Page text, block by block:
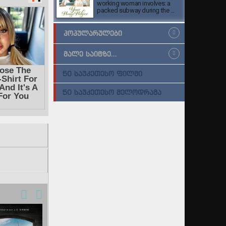
working woman involves: a
packed subway during the ...
ᲞᲝᲞᲣᲚᲐᲠᲣᲚᲔᲑᲘ
ᲛᲐᲚᲔ ᲡᲐᲘᲢᲖᲔ...
50 ᲡᲐᲣᲙᲔᲗᲔᲡᲝ ᲤᲘᲚᲛᲘ
50 ᲡᲐᲣᲙᲔᲗᲔᲡᲝ ᲛᲔᲚᲝᲓᲠᲐᲛᲐ